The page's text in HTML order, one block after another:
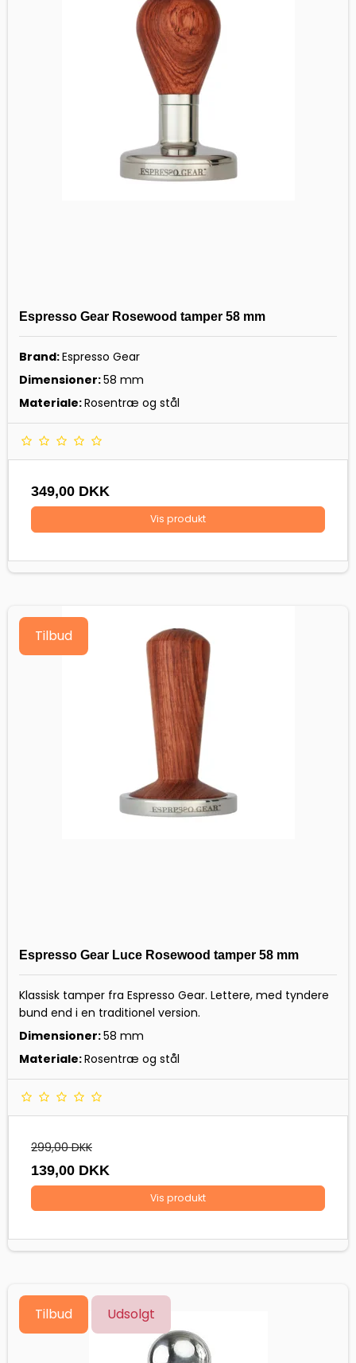
Espresso Gear Rosewood tamper 58 mm
Brand:Espresso Gear
Dimensioner:58 mm
Materiale:Rosentræ og stål
349,00 DKK
Vis produkt
Tilbud
Espresso Gear Luce Rosewood tamper 58 mm
Klassisk tamper fra Espresso Gear. Lettere, med tyndere
bund end i en traditionel version.
Dimensioner:58 mm
Materiale:Rosentræ og stål
299,00 DKK
139,00 DKK
Vis produkt
Tilbud Udsolgt